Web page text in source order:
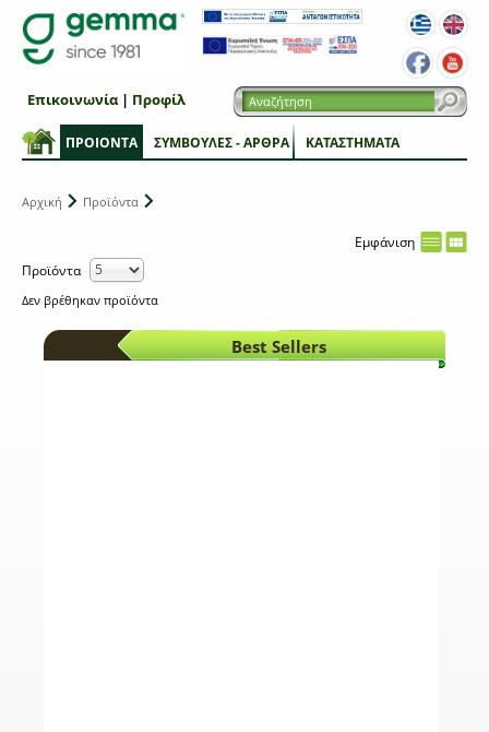
ΠΡΟΙΟΝΤΑ ΣΥΜΒΟΥΛΕΣ - ΑΡΘΡΑ ΚΑΤΑΣΤΗΜΑΤΑ
Επικοινωνία| Προφίλ
Αρχική Προϊόντα
Εμφάνιση
Προϊόντα
Δεν βρέθηκαν προϊόντα
Best Sellers